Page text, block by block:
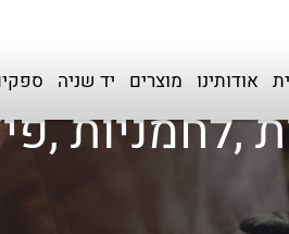
אודותינו מוצרים יד שניה
,לחמניות